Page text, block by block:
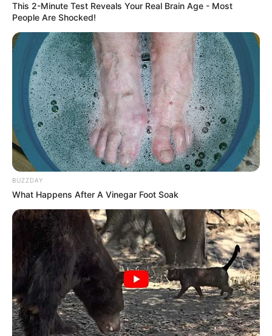
This 2-Minute Test Reveals Your Real Brain Age - Most
People Are Shocked!
BUZZDAY
What Happens After A Vinegar Foot Soak